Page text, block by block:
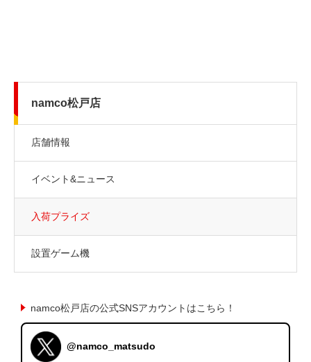
namco松戸店
店舗情報
イベント&ニュース
入荷プライズ
設置ゲーム機
namco松戸店の公式SNSアカウントはこちら！
@namco_matsudo